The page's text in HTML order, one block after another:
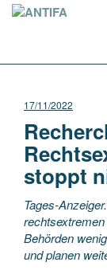
17/11/2022
stoppt
Tages-
Behörden
und planen